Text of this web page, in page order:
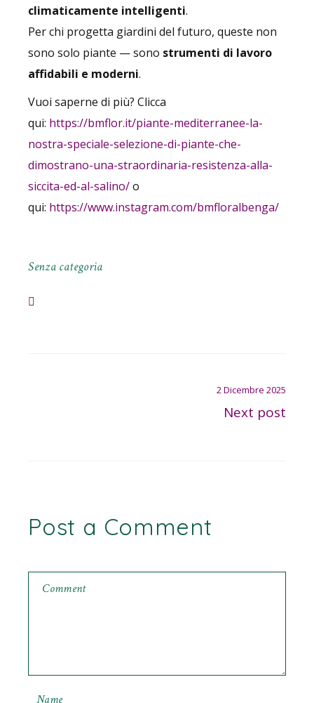
climaticamente intelligenti.
Per chi progetta giardini del futuro, queste non
sono solo piante — sono strumenti di lavoro
affidabili e moderni.
Vuoi saperne di più? Clicca
qui: https://bmflor.it/piante-mediterranee-la-
nostra-speciale-selezione-di-piante-che-
dimostrano-una-straordinaria-resistenza-alla-
siccita-ed-al-salino/o
qui: https://www.instagram.com/bmfloralbenga/
Senza categoria
2 Dicembre 2025
Next post
Post a Comment